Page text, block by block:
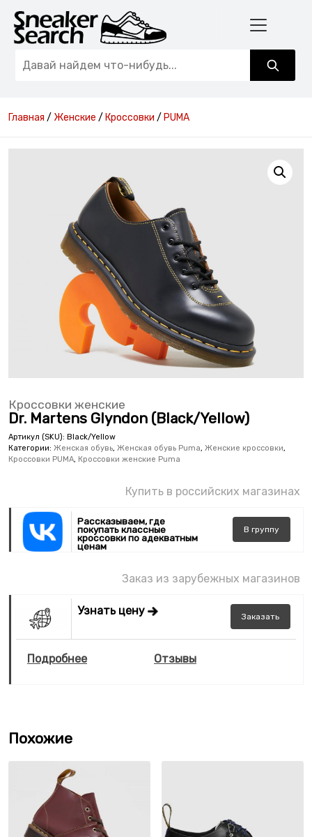
Главная / Женские / Кроссовки / PUMA
Кроссовки женские
Dr. Martens Glyndon (Black/Yellow)
Артикул (SKU): Black/Yellow
Категории: Женская обувь, Женская обувь Puma, Женские кроссовки,
Кроссовки PUMA, Кроссовки женские Puma
Купить в российских магазинах
Рассказываем, где
покупать классные
кроссовки по адекватным
ценам
В группу
Заказ из зарубежных магазинов
Узнать цену Заказать
Подробнее Отзывы
Похожие